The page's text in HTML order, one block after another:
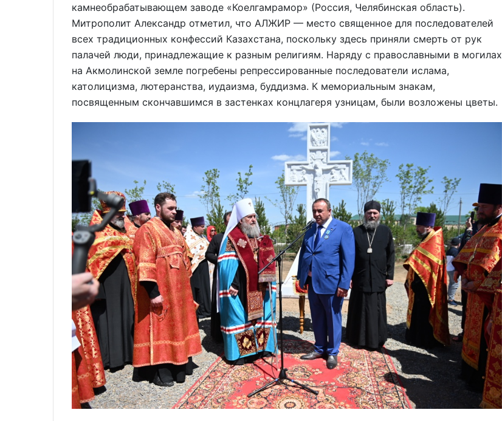
камнеобрабатывающем заводе «Коелгамрамор» (Россия, Челябинская область).
Митрополит Александр отметил, что АЛЖИР — место священное для последователей
всех традиционных конфессий Казахстана, поскольку здесь приняли смерть от рук
палачей люди, принадлежащие к разным религиям. Наряду с православными в могилах
на Акмолинской земле погребены репрессированные последователи ислама,
католицизма, лютеранства, иудаизма, буддизма. К мемориальным знакам,
посвященным скончавшимся в застенках концлагеря узницам, были возложены цветы.